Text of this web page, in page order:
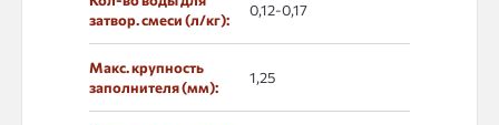
затвор. смеси (л/кг):
0,12-0,17
Макс. крупность
заполнителя (мм):
1,25